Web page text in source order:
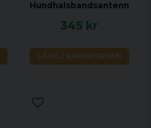
Hundhalsbandsantenn
345 kr
LÄGG I VARUKORGEN